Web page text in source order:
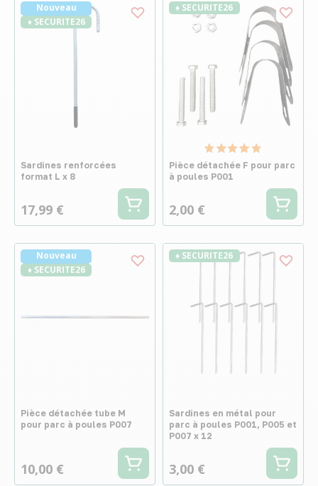
Nouveau
♦ SECURITE26
Sardines renforcées
format L x 8
17,99 €
♦ SECURITE26
Pièce détachée F pour parc
à poules P001
2,00 €
Nouveau
♦ SECURITE26
Pièce détachée tube M
pour parc à poules P007
10,00 €
♦ SECURITE26
Sardines en métal pour
parc à poules P001, P005 et
P007 x 12
3,00 €